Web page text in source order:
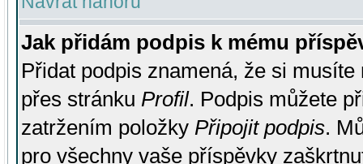
Jak přidám podpis k mému
Přidat podpis znamená, že si
přes stránku Profil. Podpis můžete
zatržením položky Připojit podpis.
pro všechny vaše příspěvky